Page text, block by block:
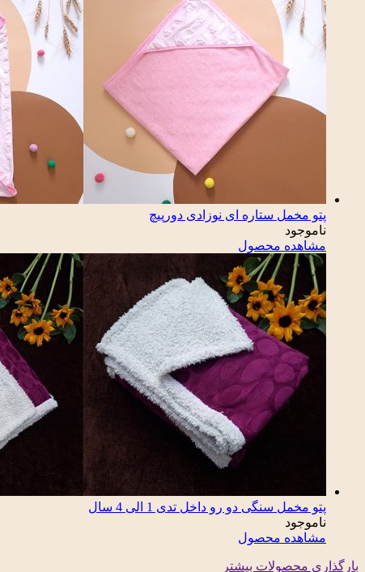
پتو مخمل ستاره ای نوزادی دورپیچ
ناموجود
مشاهده محصول
پتو مخمل سنگی دو رو داخل تدی 1 الی 4 سال
ناموجود
مشاهده محصول
بارگذاری محصولات بیشتر